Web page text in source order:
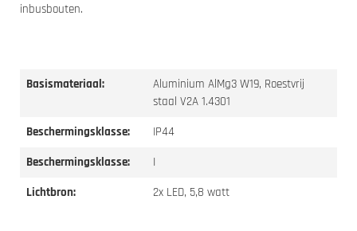
inbusbouten.
Basismateriaal:
Aluminium AlMg3 W19, Roestvrij
staal V2A 1.4301
Beschermingsklasse:
IP44
Beschermingsklasse:
I
Lichtbron:
2x LED, 5,8 watt